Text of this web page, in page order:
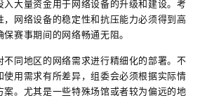
入大量资金用于网络设备的升级和建设。考
，网络设备的稳定性和抗压能力必须得到高
保赛事期间的网络畅通无阻。
不同地区的网络需求进行精细化的部署。不
使用需求有所差异，组委会必须根据实际情
案。尤其是一些特殊场馆或者较为偏远的地